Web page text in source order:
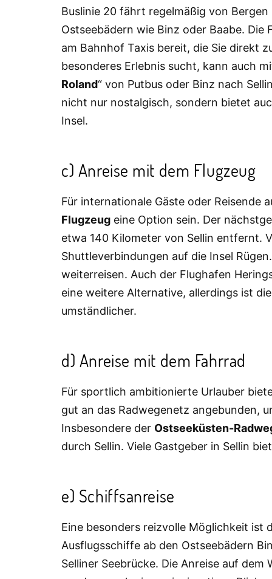
Buslinie 20 fährt regelmäßig von
Ostseebädern wie Binz oder Baabe.
am Bahnhof Taxis bereit, die Sie direkt
besonderes Erlebnis sucht, kann auch
Roland“ von Putbus oder Binz nach
nicht nur nostalgisch, sondern bietet
Insel.
c) Anreise mit dem Flugzeug
Für internationale Gäste oder Reisende
Flugzeug eine Option sein. Der
etwa 140 Kilometer von Sellin entfernt.
Shuttleverbindungen auf die Insel
weiterreisen. Auch der Flughafen
eine weitere Alternative, allerdings ist
umständlicher.
d) Anreise mit dem Fahrrad
Für sportlich ambitionierte Urlauber
gut an das Radwegenetz angebunden,
Insbesondere der Ostseeküsten-
durch Sellin. Viele Gastgeber in Sellin
e) Schiffsanreise
Eine besonders reizvolle Möglichkeit ist
Ausflugsschiffe ab den Ostseebädern
Selliner Seebrücke. Die Anreise auf